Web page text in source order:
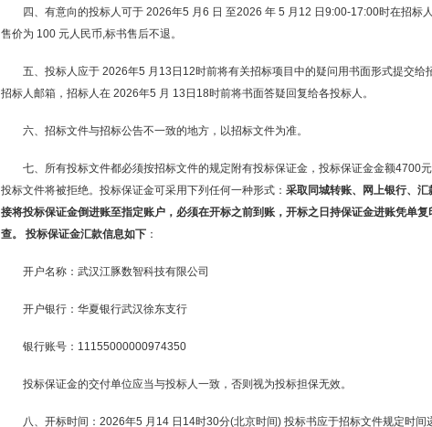
四、有意向的投标人可于 2026年5 月6 日 至2026 年 5 月12 日9:00-17:00时在招标
售价为 100 元人民币,标书售后不退。
五、投标人应于 2026年5 月13日12时前将有关招标项目中的疑问用书面形式提交给
招标人邮箱，招标人在 2026年5 月 13日18时前将书面答疑回复给各投标人。
六、招标文件与招标公告不一致的地方，以招标文件为准。
七、所有投标文件都必须按招标文件的规定附有投标保证金，投标保证金金额4700
投标文件将被拒绝。投标保证金可采用下列任何一种形式： 采取同城转账、网上银行、
接将投标保证金倒进账至指定账户，必须在开标之前到账，开标之日持保证金进账凭单
查。 投标保证金汇款信息如下：
开户名称：武汉江豚数智科技有限公司
开户银行：华夏银行武汉徐东支行
银行账号：11155000000974350
投标保证金的交付单位应当与投标人一致，否则视为投标担保无效。
八、开标时间：2026年5 月14 日14时30分(北京时间) 投标书应于招标文件规定时间